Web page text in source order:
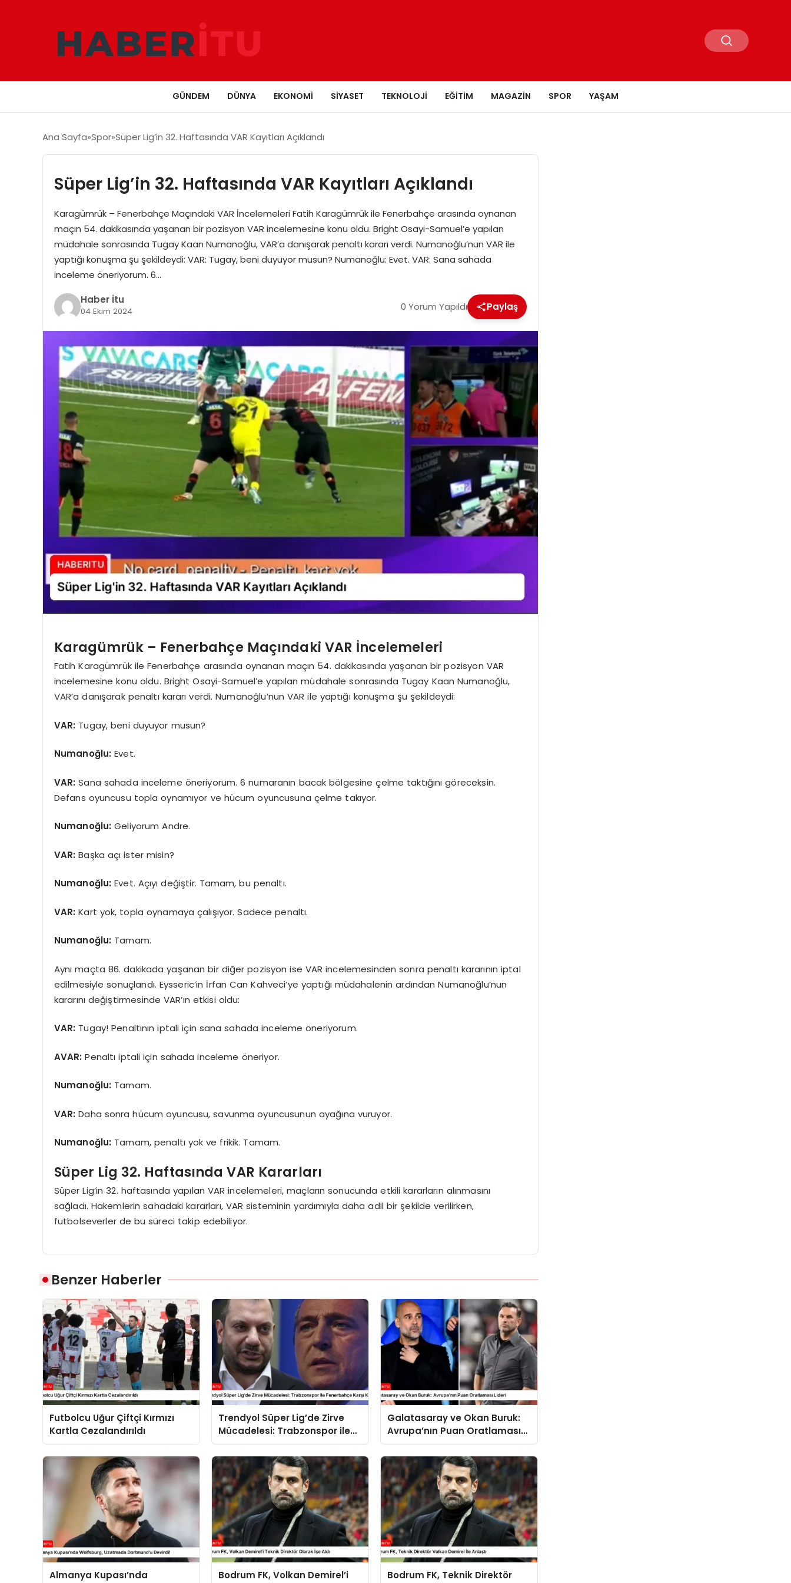
GÜNDEM DÜNYA EKONOMI SIYASET TEKNOLOJI EĞITIM MAGAZIN SPOR YAŞAM
Ana Sayfa Spor Süper Lig’in 32. Haftasında VAR Kayıtları Açıklandı
Süper Lig’in 32. Haftasında VAR Kayıtları Açıklandı
Karagümrük – Fenerbahçe Maçındaki VAR İncelemeleri Fatih Karagümrük ile Fenerbahçe arasında oynanan
maçın 54. dakikasında yaşanan bir pozisyon VAR incelemesine konu oldu. Bright Osayi-Samuel’e yapılan
müdahale sonrasında Tugay Kaan Numanoğlu, VAR’a danışarak penaltı kararı verdi. Numanoğlu’nun VAR ile
yaptığı konuşma şu şekildeydi: VAR: Tugay, beni duyuyor musun? Numanoğlu: Evet. VAR: Sana sahada
inceleme öneriyorum. 6…
Haber İtu
04 Ekim 2024 0 Yorum Yapıldı Paylaş
Karagümrük – Fenerbahçe Maçındaki VAR İncelemeleri
Fatih Karagümrük ile Fenerbahçe arasında oynanan maçın 54. dakikasında yaşanan bir pozisyon VAR
incelemesine konu oldu. Bright Osayi-Samuel’e yapılan müdahale sonrasında Tugay Kaan Numanoğlu,
VAR’a danışarak penaltı kararı verdi. Numanoğlu’nun VAR ile yaptığı konuşma şu şekildeydi:
VAR: Tugay, beni duyuyor musun?
Numanoğlu: Evet.
VAR: Sana sahada inceleme öneriyorum. 6 numaranın bacak bölgesine çelme taktığını göreceksin.
Defans oyuncusu topla oynamıyor ve hücum oyuncusuna çelme takıyor.
Numanoğlu: Geliyorum Andre.
VAR: Başka açı ister misin?
Numanoğlu: Evet. Açıyı değiştir. Tamam, bu penaltı.
VAR: Kart yok, topla oynamaya çalışıyor. Sadece penaltı.
Numanoğlu: Tamam.
Aynı maçta 86. dakikada yaşanan bir diğer pozisyon ise VAR incelemesinden sonra penaltı kararının iptal
edilmesiyle sonuçlandı. Eysseric’in İrfan Can Kahveci’ye yaptığı müdahalenin ardından Numanoğlu’nun
kararını değiştirmesinde VAR’ın etkisi oldu:
VAR: Tugay! Penaltının iptali için sana sahada inceleme öneriyorum.
AVAR: Penaltı iptali için sahada inceleme öneriyor.
Numanoğlu: Tamam.
VAR: Daha sonra hücum oyuncusu, savunma oyuncusunun ayağına vuruyor.
Numanoğlu: Tamam, penaltı yok ve frikik. Tamam.
Süper Lig 32. Haftasında VAR Kararları
Süper Lig’in 32. haftasında yapılan VAR incelemeleri, maçların sonucunda etkili kararların alınmasını
sağladı. Hakemlerin sahadaki kararları, VAR sisteminin yardımıyla daha adil bir şekilde verilirken,
futbolseverler de bu süreci takip edebiliyor.
Benzer Haberler
Futbolcu Uğur Çiftçi Kırmızı
Kartla Cezalandırıldı
Trendyol Süper Lig’de Zirve
Mücadelesi: Trabzonspor ile
Fenerbahçe Karşı Karşıya
Galatasaray ve Okan Buruk:
Avrupa’nın Puan Oratlaması
Lideri
Almanya Kupası’nda
Bodrum FK, Volkan Demirel’i
Bodrum FK, Teknik Direktör